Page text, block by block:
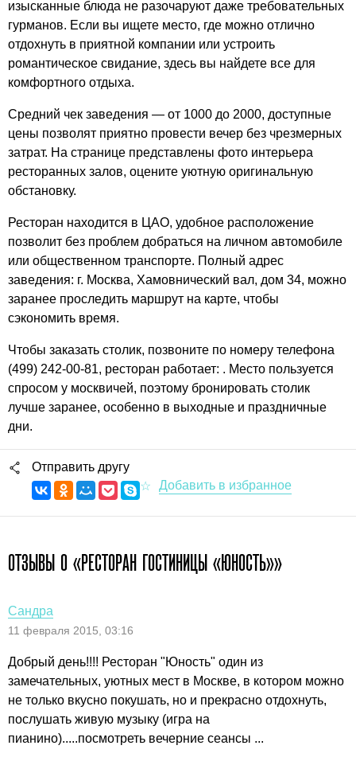
изысканные блюда не разочаруют даже требовательных
гурманов. Если вы ищете место, где можно отлично
отдохнуть в приятной компании или устроить
романтическое свидание, здесь вы найдете все для
комфортного отдыха.
Средний чек заведения — от 1000 до 2000, доступные
цены позволят приятно провести вечер без чрезмерных
затрат. На странице представлены фото интерьера
ресторанных залов, оцените уютную оригинальную
обстановку.
Ресторан находится в ЦАО, удобное расположение
позволит без проблем добраться на личном автомобиле
или общественном транспорте. Полный адрес
заведения: г. Москва, Хамовнический вал, дом 34, можно
заранее проследить маршрут на карте, чтобы
сэкономить время.
Чтобы заказать столик, позвоните по номеру телефона
(499) 242-00-81, ресторан работает: . Место пользуется
спросом у москвичей, поэтому бронировать столик
лучше заранее, особенно в выходные и праздничные
дни.
Отправить другу
ОТЗЫВЫ О «РЕСТОРАН ГОСТИНИЦЫ «ЮНОСТЬ»»
Сандра
11 февраля 2015, 03:16
Добрый день!!!! Ресторан "Юность" один из
замечательных, уютных мест в Москве, в котором можно
не только вкусно покушать, но и прекрасно отдохнуть,
послушать живую музыку (игра на
пианино).....посмотреть вечерние сеансы ...